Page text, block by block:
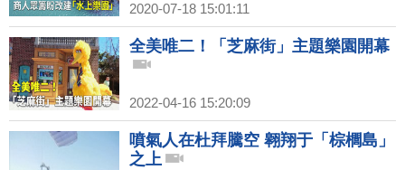
2020-07-18 15:01:11
全美唯二！「芝麻街」主題樂園開幕
2022-04-16 15:20:09
噴氣人在杜拜騰空 翱翔于「棕櫚島」
之上